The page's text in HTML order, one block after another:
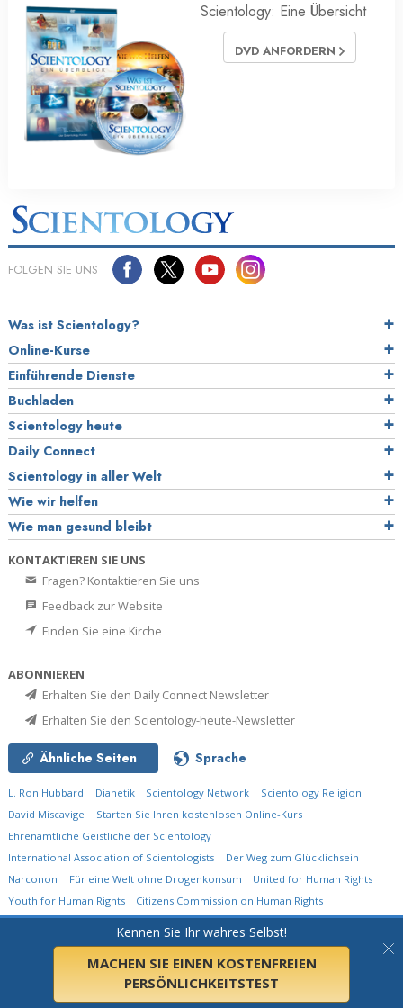
Scientology: Eine Übersicht
DVD ANFORDERN
Kennen Sie Ihr wahres Selbst!
MACHEN SIE EINEN KOSTENFREIEN
PERSÖNLICHKEITSTEST
FOLGEN SIE UNS
Was ist Scientology?
Online-Kurse
Einführende Dienste
Buchladen
Scientology heute
Daily Connect
Scientology in aller Welt
Wie wir helfen
Wie man gesund bleibt
KONTAKTIEREN SIE UNS
Fragen? Kontaktieren Sie uns
Feedback zur Website
Finden Sie eine Kirche
ABONNIEREN
Erhalten Sie den Daily Connect Newsletter
Erhalten Sie den Scientology-heute-Newsletter
Ähnliche Seiten Sprache
L. Ron Hubbard Dianetik Scientology Network
Scientology Religion
David Miscavige
Starten Sie Ihren kostenlosen Online-Kurs
Ehrenamtliche Geistliche der Scientology
International Association of Scientologists
Der Weg zum Glücklichsein
Narconon
Für eine Welt ohne Drogenkonsum
United for Human Rights
Youth for Human Rights
Citizens Commission on Human Rights
Church of Scientology International.Alle Rechte vorbehalten.
Datenschutzerklärung•Cookie-Erklärung•Nutzungsbedingungen•Rechtliche